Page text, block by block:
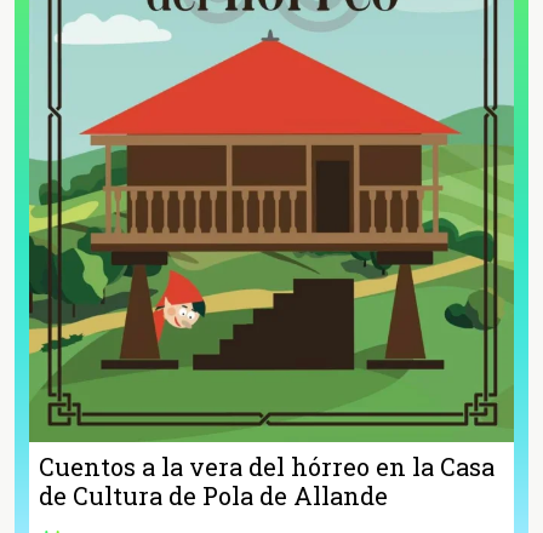
Cuentos a la vera del hórreo en la Casa
de Cultura de Pola de Allande